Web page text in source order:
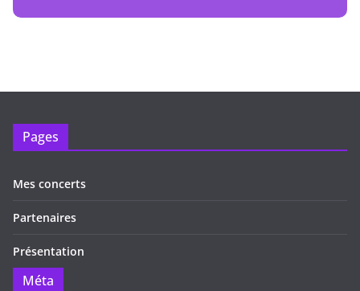
Pages
Mes concerts
Partenaires
Présentation
Méta